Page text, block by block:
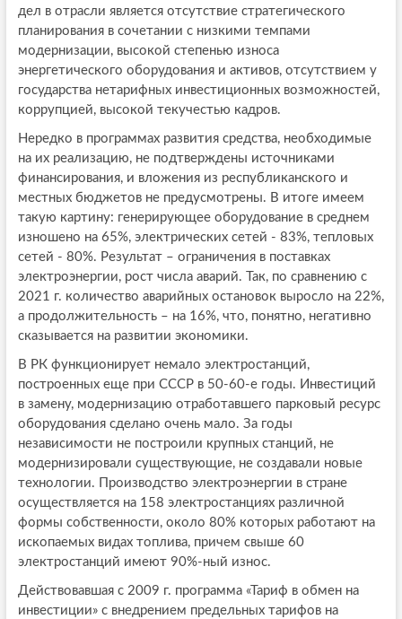
дел в отрасли является отсутствие стратегического
планирования в сочетании с низкими темпами
модернизации, высокой степенью износа
энергетического оборудования и активов, отсутствием у
государства нетарифных инвестиционных возможностей,
коррупцией, высокой текучестью кадров.
Нередко в программах развития средства, необходимые
на их реализацию, не подтверждены источниками
финансирования, и вложения из республиканского и
местных бюджетов не предусмотрены. В итоге имеем
такую картину: генерирующее оборудование в среднем
изношено на 65%, электрических сетей - 83%, тепловых
сетей - 80%. Результат – ограничения в поставках
электроэнергии, рост числа аварий. Так, по сравнению с
2021 г. количество аварийных остановок выросло на 22%,
а продолжительность – на 16%, что, понятно, негативно
сказывается на развитии экономики.
В РК функционирует немало электростанций,
построенных еще при СССР в 50-60-е годы. Инвестиций
в замену, модернизацию отработавшего парковый ресурс
оборудования сделано очень мало. За годы
независимости не построили крупных станций, не
модернизировали существующие, не создавали новые
технологии. Производство электроэнергии в стране
осуществляется на 158 электростанциях различной
формы собственности, около 80% которых работают на
ископаемых видах топлива, причем свыше 60
электростанций имеют 90%-ный износ.
Действовавшая с 2009 г. программа «Тариф в обмен на
инвестиции» с внедрением предельных тарифов на